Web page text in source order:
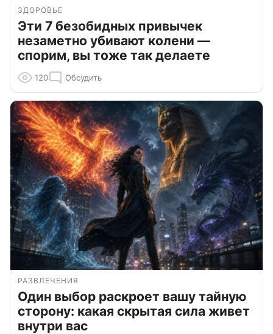
ЗДОРОВЬЕ
Эти 7 безобидных привычек
незаметно убивают колени —
спорим, вы тоже так делаете
120 Обсудить
РАЗВЛЕЧЕНИЯ
Один выбор раскроет вашу тайную
сторону: какая скрытая сила живет
внутри вас